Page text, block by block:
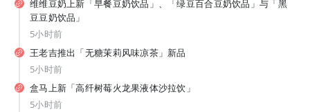
从7-11、朴朴到丰e，蒙牛要借运动饮料“杀”入渠道新战场？
维维豆奶上新「早餐豆奶饮品」、「绿豆百合豆奶饮品」与「黑
豆豆奶饮品」
5小时前
王老吉推出「无糖茉莉风味凉茶」新品
5小时前
盒马上新「高纤树莓火龙果液体沙拉饮」
5小时前